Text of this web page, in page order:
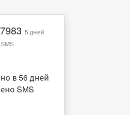
5 дней
в 56 дней
SMS